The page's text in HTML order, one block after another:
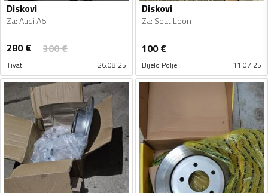
Diskovi
Za:Audi A6
280€ 300€
Tivat 26.08.25
Diskovi
Za: Seat Leon
100€
Bijelo Polje 11.07.25